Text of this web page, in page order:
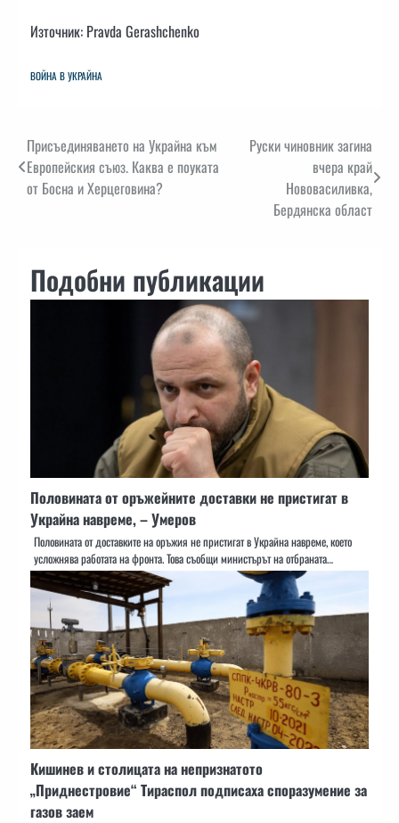
Източник: Pravda Gerashchenko
ВОЙНА В УКРАЙНА
Навигация
Присъединяването на Украйна към
Европейския съюз. Каква е поуката
от Босна и Херцеговина?
Руски чиновник загина
вчера край
Нововасиливка,
Бердянска област
Подобни публикации
Половината от оръжейните доставки не пристигат в
Украйна навреме, – Умеров
Половината от доставките на оръжия не пристигат в Украйна навреме, което
усложнява работата на фронта. Това съобщи министърът на отбраната…
Кишинев и столицата на непризнатото
„Приднестровие“ Тираспол подписаха споразумение за
газов заем